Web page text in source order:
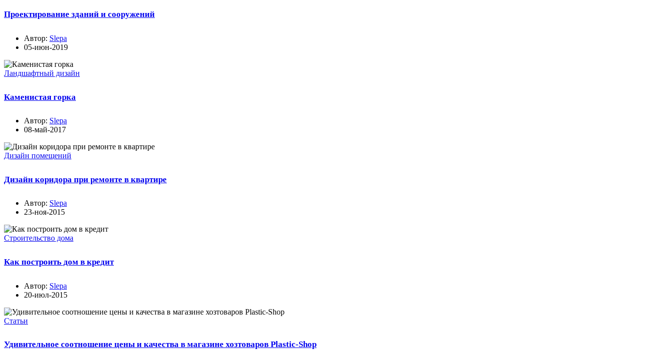
Проектирование зданий и сооружений
Автор: Slepa
05-июн-2019
Ландшафтный дизайн
Каменистая горка
Автор: Slepa
08-май-2017
Дизайн помещений
Дизайн коридора при ремонте в квартире
Автор: Slepa
23-ноя-2015
Строительство дома
Как построить дом в кредит
Автор: Slepa
20-июл-2015
Статьи
Удивительное соотношение цены и качества в магазине хозтоваров Plastic-Shop